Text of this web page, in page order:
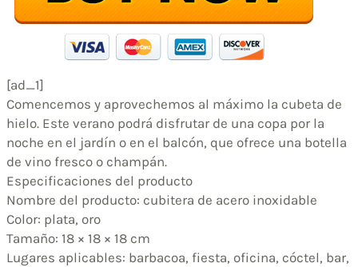
[ad_1]
Comencemos y aprovechemos al máximo la cubeta de
hielo. Este verano podrá disfrutar de una copa por la
noche en el jardín o en el balcón, que ofrece una botella
de vino fresco o champán.
Especificaciones del producto
Nombre del producto: cubitera de acero inoxidable
Color: plata, oro
Tamaño: 18 × 18 × 18 cm
Lugares aplicables: barbacoa, fiesta, oficina, cóctel, bar,